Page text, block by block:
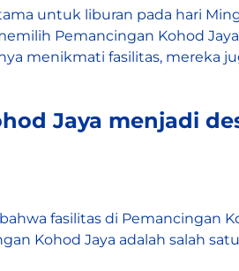
untuk liburan pada hari
Pemancingan Kohod
menikmati fasilitas, mereka
Jaya menjadi
fasilitas di Pemancingan
Kohod Jaya adalah salah